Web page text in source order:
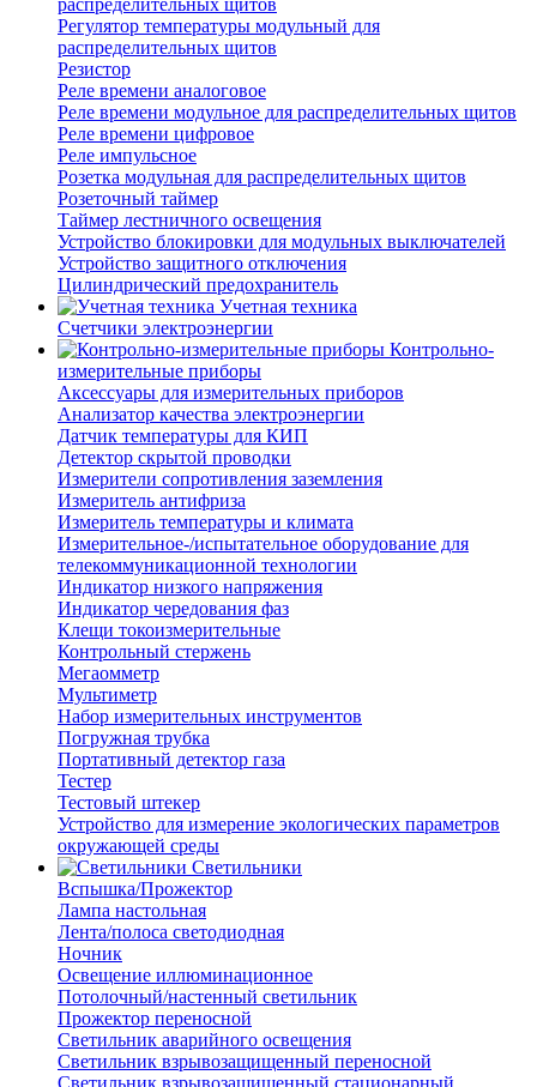
распределительных щитов
Регулятор температуры модульный для
распределительных щитов
Резистор
Реле времени аналоговое
Реле времени модульное для распределительных щитов
Реле времени цифровое
Реле импульсное
Розетка модульная для распределительных щитов
Розеточный таймер
Таймер лестничного освещения
Устройство блокировки для модульных выключателей
Устройство защитного отключения
Цилиндрический предохранитель
Учетная техника
Счетчики электроэнергии
Контрольно-
измерительные приборы
Аксессуары для измерительных приборов
Анализатор качества электроэнергии
Датчик температуры для КИП
Детектор скрытой проводки
Измерители сопротивления заземления
Измеритель антифриза
Измеритель температуры и климата
Измерительное-/испытательное оборудование для
телекоммуникационной технологии
Индикатор низкого напряжения
Индикатор чередования фаз
Клещи токоизмерительные
Контрольный стержень
Мегаомметр
Мультиметр
Набор измерительных инструментов
Погружная трубка
Портативный детектор газа
Тестер
Тестовый штекер
Устройство для измерение экологических параметров
окружающей среды
Светильники
Вспышка/Прожектор
Лампа настольная
Лента/полоса светодиодная
Ночник
Освещение иллюминационное
Потолочный/настенный светильник
Прожектор переносной
Светильник аварийного освещения
Светильник взрывозащищенный переносной
Светильник взрывозащищенный стационарный